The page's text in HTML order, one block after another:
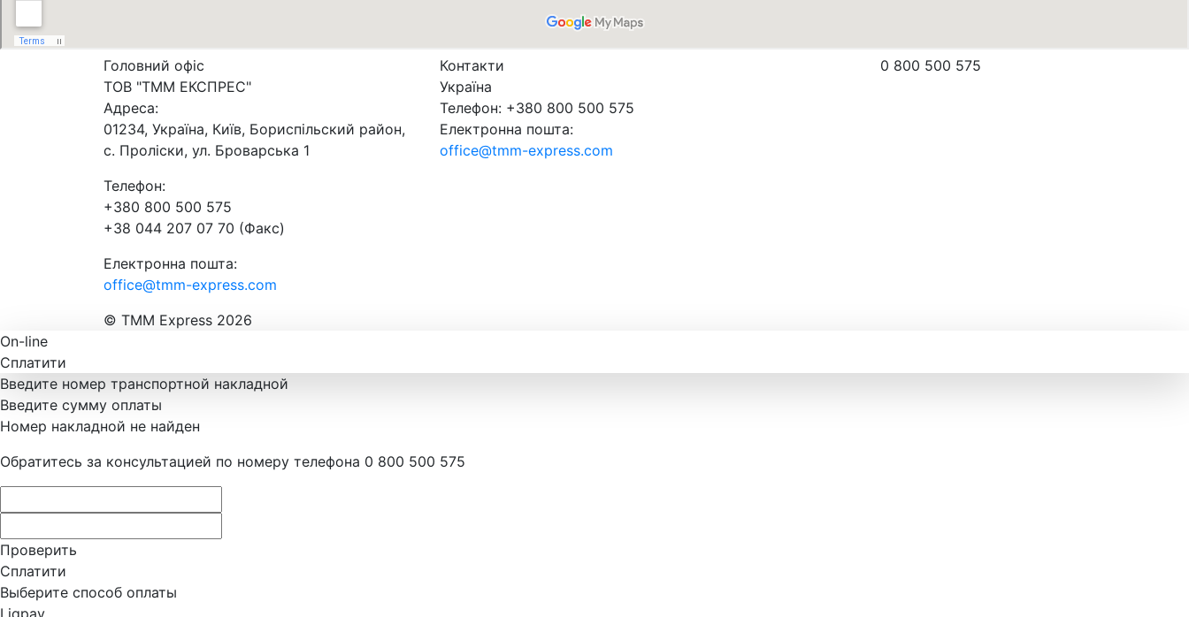
Головний офіс
ТОВ "ТММ ЕКСПРЕС"
Адреса:
01234, Україна, Київ, Бориспільский район,
с. Проліски, ул. Броварська 1
Телефон:
+380 800 500 575
+38 044 207 07 70 (Факс)
Електронна пошта:
office@tmm-express.com
Контакти
Україна
Телефон: +380 800 500 575
Електронна пошта:
office@tmm-express.com
0 800 500 575
© ТММ Express 2026
On-line
Сплатити
Введите номер транспортной накладной
Введите сумму оплаты
Номер накладной не найден
Обратитесь за консультацией по номеру телефона 0 800 500 575
Проверить
Сплатити
Выберите способ оплаты
Liqpay